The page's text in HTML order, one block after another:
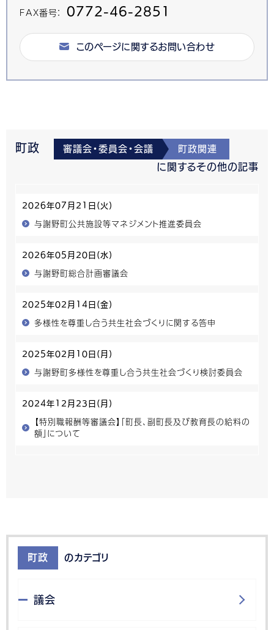
FAX番号： 0772-46-2851
このページに関するお問い合わせ
町政 審議会・委員会・会議 町政関連
に関するその他の記事
2026年07月21日(火)
与謝野町公共施設等マネジメント推進委員会
2026年05月20日(水)
与謝野町総合計画審議会
2025年02月14日(金)
多様性を尊重し合う共生社会づくりに関する答申
2025年02月10日(月)
与謝野町多様性を尊重し合う共生社会づくり検討委員会
2024年12月23日(月)
【特別職報酬等審議会】「町長、副町長及び教育長の給料の
額」について
町政 のカテゴリ
議会